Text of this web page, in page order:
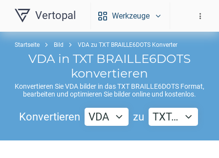
Vertopal Werkzeuge
Startseite Bild VDA zu TXT BRAILLE6DOTS Konverter
VDA in TXT BRAILLE6DOTS
konvertieren
Konvertieren SieVDA bilder in dasTXT BRAILLE6DOTS Format,
bearbeiten und optimieren Sie bilder online und kostenlos.
Konvertieren VDA zu TXT…